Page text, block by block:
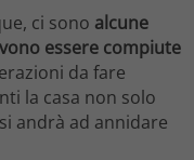
ci sono alcune
essere compiute
da fare
la casa non solo
andrà ad annidare